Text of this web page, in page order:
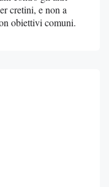
cretini, e non a
obiettivi comuni.